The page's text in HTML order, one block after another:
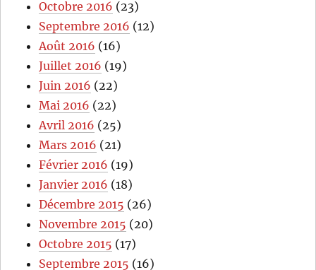
Octobre 2016 (23)
Septembre 2016 (12)
Août 2016 (16)
Juillet 2016 (19)
Juin 2016 (22)
Mai 2016 (22)
Avril 2016 (25)
Mars 2016 (21)
Février 2016 (19)
Janvier 2016 (18)
Décembre 2015 (26)
Novembre 2015 (20)
Octobre 2015 (17)
Septembre 2015 (16)